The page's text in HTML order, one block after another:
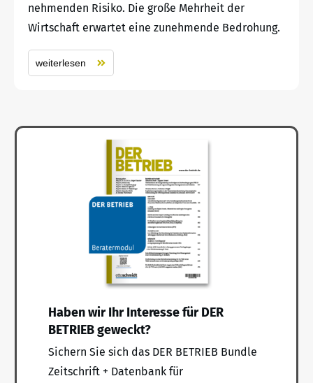
nehmenden Risiko. Die große Mehrheit der
Wirtschaft erwartet eine zunehmende Bedrohung.
weiterlesen
Haben wir Ihr Interesse für DER
BETRIEB geweckt?
Sichern Sie sich das DER BETRIEB Bundle
Zeitschrift + Datenbank für